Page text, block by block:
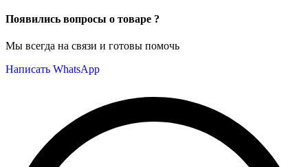
Появились вопросы о товаре ?
Мы всегда на связи и готовы помочь
Написать WhatsApp